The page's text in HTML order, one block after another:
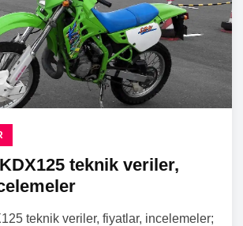
teknik veriler,
teknik veriler, fiyatlar, incelemeler;